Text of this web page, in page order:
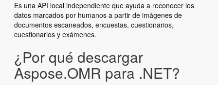
Es una API local independiente que ayuda a reconocer los
datos marcados por humanos a partir de imágenes de
documentos escaneados, encuestas, cuestionarios,
cuestionarios y exámenes.
¿Por qué descargar
Aspose.OMR para .NET?